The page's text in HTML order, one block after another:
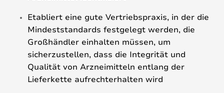
Etabliert eine gute Vertriebspraxis, in der die
Mindeststandards festgelegt werden, die
Großhändler einhalten müssen, um
sicherzustellen, dass die Integrität und
Qualität von Arzneimitteln entlang der
Lieferkette aufrechterhalten wird